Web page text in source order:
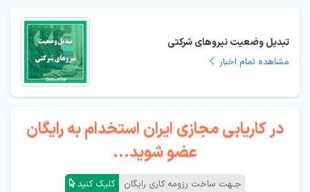
تبدیل وضعیت نیروهای شرکتی
مشاهده تمام اخبار
در کاریابی مجازی ایران استخدام به رایگان
عضو شوید...
جـهت ساخت رزومه کاری رایگان کلیک کنید